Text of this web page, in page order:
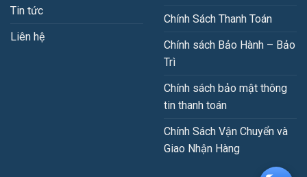
Tin tức
Liên hệ
Chính Sách Thanh Toán
Chính sách Bảo Hành – Bảo
Trì
Chính sách bảo mật thông
tin thanh toán
Chính Sách Vận Chuyển và
Giao Nhận Hàng